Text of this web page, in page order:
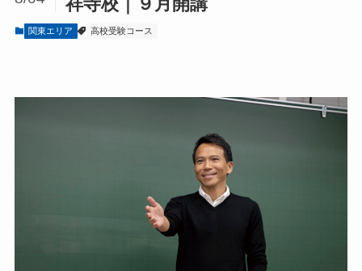
関東エリア 高校受験コース